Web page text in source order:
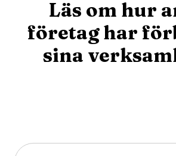
Läs om hur
företag har
sina